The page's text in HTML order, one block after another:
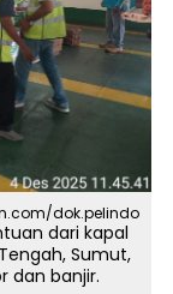
dok.pelindo
dari kapal
Sumut,
dan banjir.